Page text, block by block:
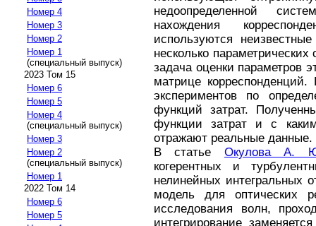
Номер 4
Номер 3
Номер 2
Номер 1
(специальный выпуск)
2023 Том 15
Номер 6
Номер 5
Номер 4
(специальный выпуск)
Номер 3
Номер 2
(специальный выпуск)
Номер 1
2022 Том 14
Номер 6
Номер 5
недоопределенной
нахождения
используются
несколько
задача оценки параметров
матрице
экспериментов по
функций затрат.
функции затрат и с
отражают реальные данные.
В статье Окулова А.
когерентных и
нелинейных интегральных
модель для оптических
исследования волн,
интегрирование